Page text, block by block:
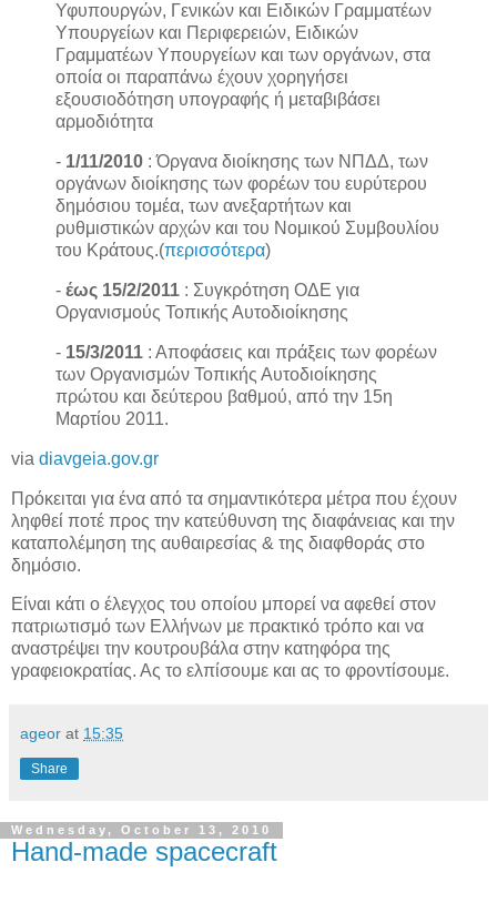
Υφυπουργών, Γενικών και Ειδικών Γραμματέων
Υπουργείων και Περιφερειών, Ειδικών
Γραμματέων Υπουργείων και των οργάνων, στα
οποία οι παραπάνω έχουν χορηγήσει
εξουσιοδότηση υπογραφής ή μεταβιβάσει
αρμοδιότητα
- 1/11/2010 : Όργανα διοίκησης των ΝΠΔΔ, των
οργάνων διοίκησης των φορέων του ευρύτερου
δημόσιου τομέα, των ανεξαρτήτων και
ρυθμιστικών αρχών και του Νομικού Συμβουλίου
του Κράτους.(περισσότερα)
- έως 15/2/2011 : Συγκρότηση ΟΔΕ για
Oργανισμούς Τοπικής Αυτοδιοίκησης
- 15/3/2011 : Aποφάσεις και πράξεις των φορέων
των Οργανισμών Τοπικής Αυτοδιοίκησης
πρώτου και δεύτερου βαθμού, από την 15η
Μαρτίου 2011.
via diavgeia.gov.gr
Πρόκειται για ένα από τα σημαντικότερα μέτρα που έχουν
ληφθεί ποτέ προς την κατεύθυνση της διαφάνειας και την
καταπολέμηση της αυθαιρεσίας & της διαφθοράς στο
δημόσιο.
Είναι κάτι ο έλεγχος του οποίου μπορεί να αφεθεί στον
πατριωτισμό των Ελλήνων με πρακτικό τρόπο και να
αναστρέψει την κουτρουβάλα στην κατηφόρα της
γραφειοκρατίας. Ας το ελπίσουμε και ας το φροντίσουμε.
ageor at 15:35
Share
Wednesday, October 13, 2010
Hand-made spacecraft